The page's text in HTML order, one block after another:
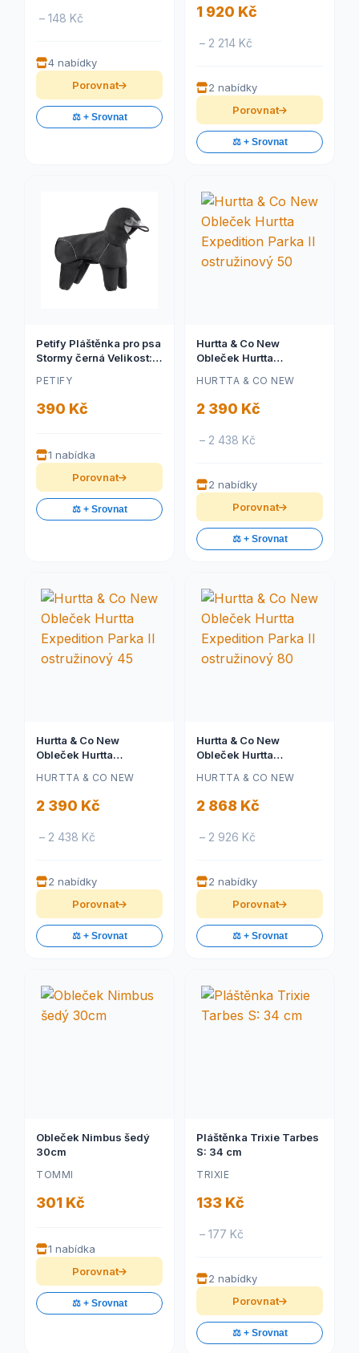
– 148 Kč
4 nabídky
Porovnat
⚖️ + Srovnat
1 920 Kč
– 2 214 Kč
2 nabídky
Porovnat
⚖️ + Srovnat
Petify Pláštěnka pro psa
Stormy černá Velikost:
PETIFY
390 Kč
1 nabídka
Porovnat
⚖️ + Srovnat
Hurtta & Co New
Obleček Hurtta
ostružinový 50
HURTTA & CO NEW
2 390 Kč
– 2 438 Kč
2 nabídky
Porovnat
⚖️ + Srovnat
Hurtta & Co New
Obleček Hurtta
ostružinový 45
HURTTA & CO NEW
2 390 Kč
– 2 438 Kč
2 nabídky
Porovnat
⚖️ + Srovnat
Hurtta & Co New
Obleček Hurtta
ostružinový 80
HURTTA & CO NEW
2 868 Kč
– 2 926 Kč
2 nabídky
Porovnat
⚖️ + Srovnat
Obleček Nimbus šedý
30cm
TOMMI
301 Kč
1 nabídka
Porovnat
⚖️ + Srovnat
Pláštěnka Trixie Tarbes
S: 34 cm
TRIXIE
133 Kč
– 177 Kč
2 nabídky
Porovnat
⚖️ + Srovnat